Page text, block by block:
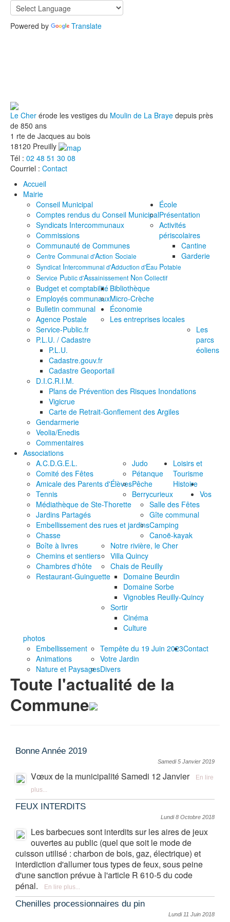
Powered by Translate
Le Cher érode les vestiges du Moulin de La Braye depuis près
de 850 ans
1 rte de Jacques au bois
18120 Preuilly
Tél : 02 48 51 30 08
Courriel : Contact
Accueil
Mairie
Conseil Municipal
Comptes rendus du Conseil Municipal
Syndicats Intercommunaux
Commissions
Communauté de Communes
Centre Communal d'Action Sociale
Syndicat Intercommunal d'Adduction d'Eau Potable
Service Public d'Assainissement Non Collectif
Budget et comptabilité
Employés communaux
Bulletin communal
Agence Postale
Service-Public.fr
P.L.U. / Cadastre
P.L.U.
Cadastre.gouv.fr
Cadastre Geoportail
D.I.C.R.I.M.
Plans de Prévention des Risques Inondations
Vigicrue
Carte de Retrait-Gonflement des Argiles
Gendarmerie
École
Présentation
Activités
périscolaires
Cantine
Garderie
Bibliothèque
Micro-Crèche
Économie
Les entreprises locales
Les
parcs
éoliens
Veolia/Enedis
Commentaires
Associations
A.C.D.G.E.L.
Comité des Fêtes
Amicale des Parents d'Élèves
Tennis
Judo
Pétanque
Pêche
Berrycurieux
Médiathèque de Ste-Thorette
Jardins Partagés
Embellissement des rues et jardins
Chasse
Loisirs et
Tourisme
Salle des Fêtes
Gîte communal
Camping
Canoë-kayak
Boîte à livres
Chemins et sentiers
Chambres d'hôte
Restaurant-Guinguette
Notre rivière, le Cher
Villa Quincy
Chais de Reuilly
Domaine Beurdin
Domaine Sorbe
Vignobles Reuilly-Quincy
Sortir
Cinéma
Culture
Histoire
Vos
photos
Embellissement
Animations
Nature et Paysages
Tempête du 19 Juin 2023
Votre Jardin
Divers
Contact
Toute l'actualité de la
Commune
Bonne Année 2019
Samedi 5 Janvier 2019
Vœux de la municipalité Samedi 12 Janvier
En lire
plus...
FEUX INTERDITS
Lundi 8 Octobre 2018
Les barbecues sont interdits sur les aires de jeux
ouvertes au public (quel que soit le mode de
cuisson utilisé : charbon de bois, gaz, électrique) et
interdiction d'allumer tous types de feux, sous peine
d'une sanction prévue à l'article R 610-5 du code
pénal.
En lire plus...
Chenilles processionnaires du pin
Lundi 11 Juin 2018